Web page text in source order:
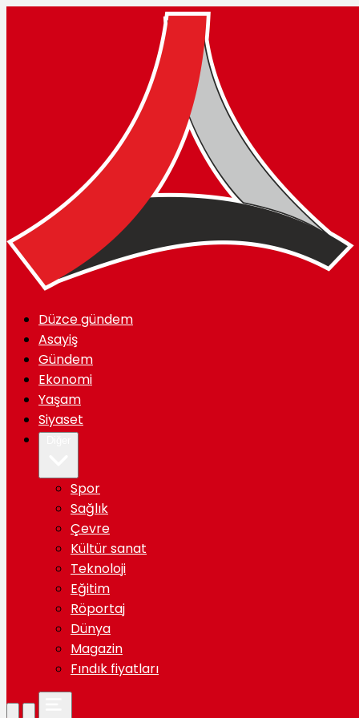
Düzce gündem
Asayiş
Gündem
Ekonomi
Yaşam
Siyaset
Spor
Sağlık
Çevre
Kültür sanat
Teknoloji
Eğitim
Röportaj
Dünya
Magazin
Fındık fiyatları